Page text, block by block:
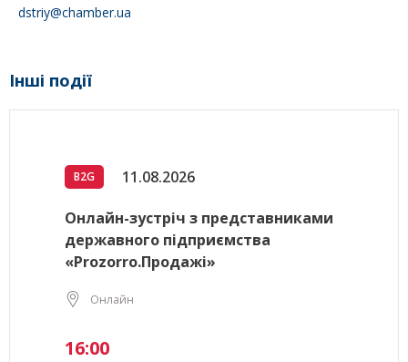
dstriy@chamber.ua
Інші події
B2G 11.08.2026
Онлайн-зустріч з представниками
державного підприємства
«Prozorro.Продажі»
Онлайн
16:00